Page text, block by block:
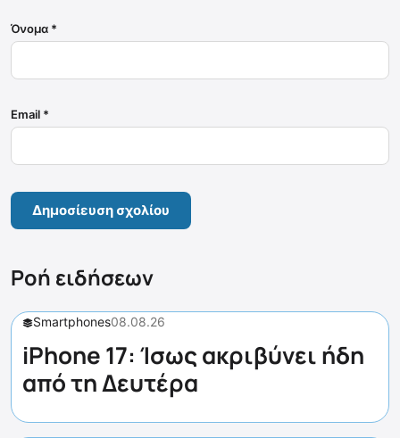
Όνομα *
Email *
Ροή ειδήσεων
Smartphones08.08.26
iPhone 17: Ίσως ακριβύνει ήδη
από τη Δευτέρα